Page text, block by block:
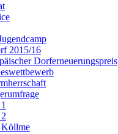
2015/16
Dorferneuerungspreis
Köllme